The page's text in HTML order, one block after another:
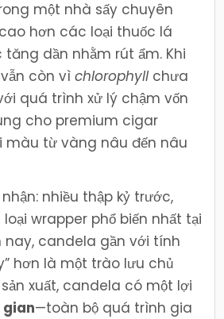
một nhà sấy chuyên
hơn các loại thuốc lá
dần nhằm rút ẩm. Khi
vẫn còn vìchlorophyll chưa
quá trình xử lý chậm vốn
cho premium cigar
màu từ vàng nâu đến nâu
nhiều thập kỷ trước,
wrapper phổ biến nhất tại
nay, candela gần với tính
hơn là một trào lưu chủ
xuất, candela có một lợi
—toàn bộ quá trình gia